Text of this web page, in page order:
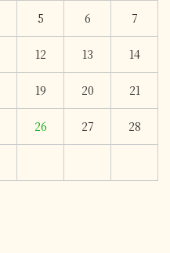
5 6 7
12 13 14
19 20 21
26 27 28